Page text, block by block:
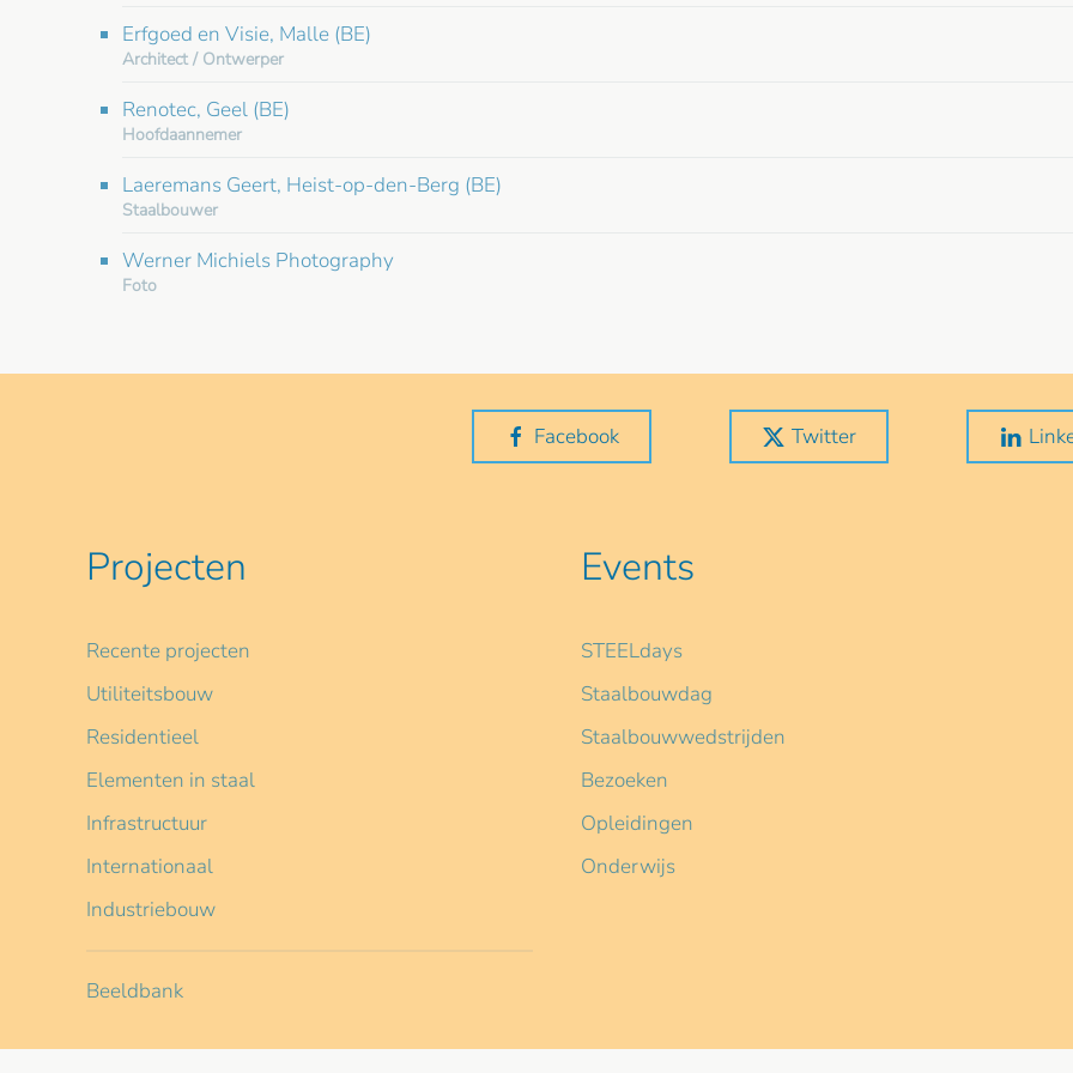
Erfgoed en Visie, Malle (BE)
Architect / Ontwerper
Renotec, Geel (BE)
Hoofdaannemer
Laeremans Geert, Heist-op-den-Berg (BE)
Staalbouwer
Werner Michiels Photography
Foto
Facebook Twitter
Projecten
Recente projecten
Utiliteitsbouw
Residentieel
Elementen in staal
Infrastructuur
Internationaal
Industriebouw
Beeldbank
Events
STEELdays
Staalbouwdag
Staalbouwwedstrijden
Bezoeken
Opleidingen
Onderwijs